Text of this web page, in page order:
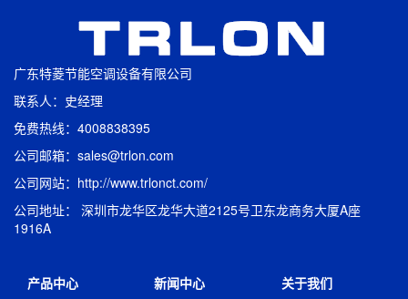
广东特菱节能空调设备有限公司
联系人：史经理
免费热线：4008838395
公司邮箱：sales@trlon.com
公司网站：http://www.trlonct.com/
公司地址： 深圳市龙华区龙华大道2125号卫东龙商务大厦A座
1916A
产品中心
新闻中心
关于我们